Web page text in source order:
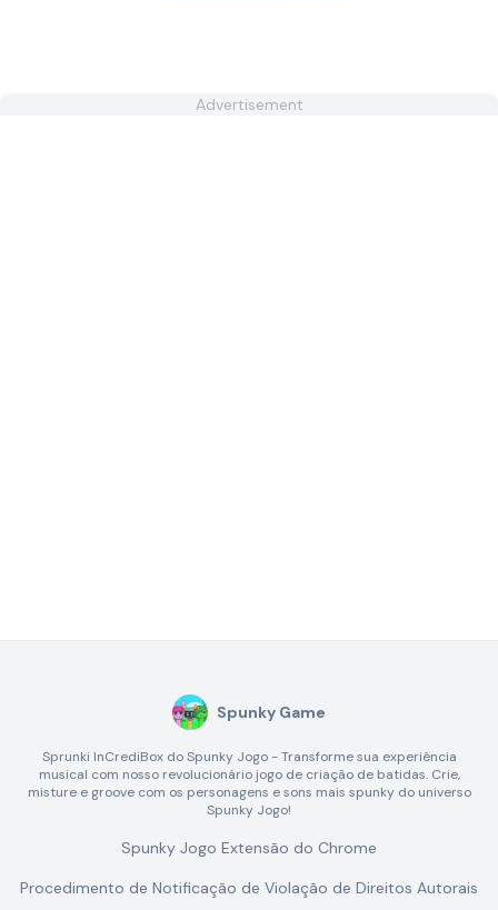
Advertisement
Spunky Game
Sprunki InCrediBox do Spunky Jogo - Transforme sua experiência
musical com nosso revolucionário jogo de criação de batidas. Crie,
misture e groove com os personagens e sons mais spunky do universo
Spunky Jogo!
Spunky Jogo Extensão do Chrome
Procedimento de Notificação de Violação de Direitos Autorais